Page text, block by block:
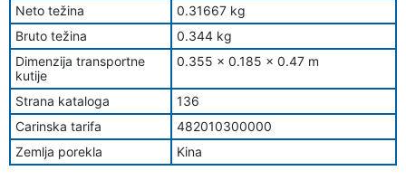
Neto težina
0.31667 kg
Bruto težina
0.344 kg
Dimenzija transportne
kutije
0.355 x 0.185 x 0.47 m
Strana kataloga
136
Carinska tarifa
482010300000
Zemlja porekla
Kina